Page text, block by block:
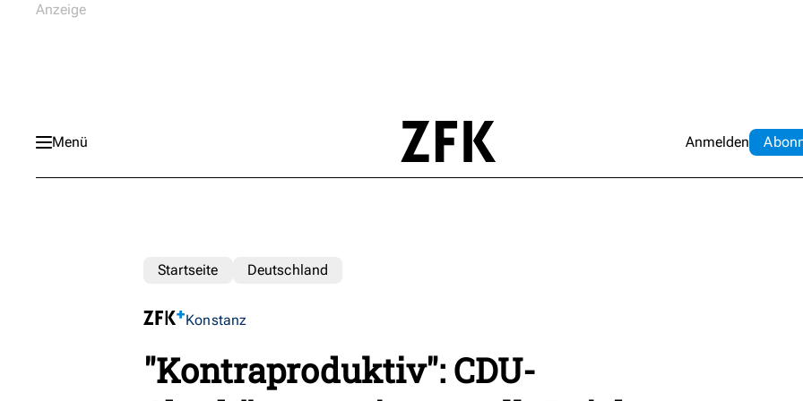
Menü Anmelden Abo
Startseite Deutschland
Konstanz
"Kontraproduktiv": CDU-